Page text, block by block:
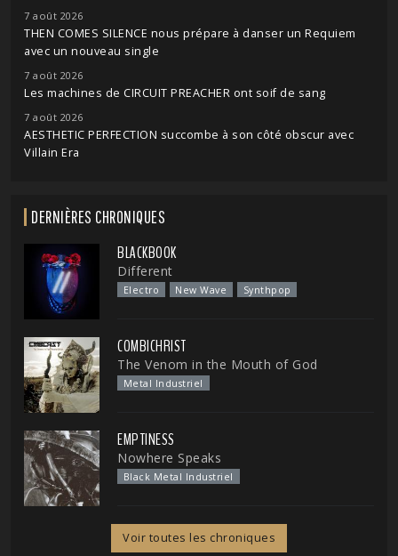
7 août 2026
THEN COMES SILENCE nous prépare à danser un Requiem
avec un nouveau single
7 août 2026
Les machines de CIRCUIT PREACHER ont soif de sang
7 août 2026
AESTHETIC PERFECTION succombe à son côté obscur avec
Villain Era
DERNIÈRES CHRONIQUES
BLACKBOOK
Different
Electro New Wave Synthpop
COMBICHRIST
The Venom in the Mouth of God
Metal Industriel
EMPTINESS
Nowhere Speaks
Black Metal Industriel
Voir toutes les chroniques